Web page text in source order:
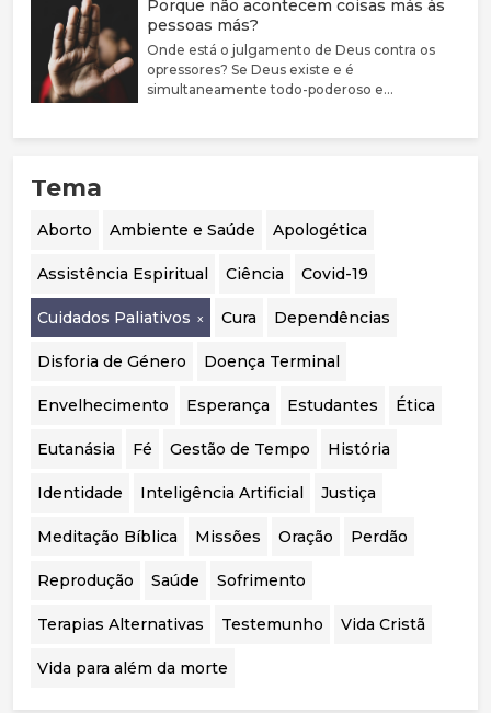
Defende que a disforia de género deve ser
encarada como uma condição médica
associada a sofrimento e sublinha a elevada
prevalência de comorbilidades psiquiátricas
nestes jovens. Argumenta que a evidência
o acompanhamento psicológico. Por fim,
considera essencial realizar uma auditoria
avaliar a segurança, eficácia e qualidade das
intervenções realizadas.
Porque não acontecem coisas más às
pessoas más?
Onde está o julgamento de Deus contra os
opressores? Se Deus existe e é
simultaneamente todo-poderoso e
Tema
Aborto Ambiente e Saúde Apologética
Assistência Espiritual Ciência Covid-19
Cuidados Paliativos Cura Dependências
Disforia de Género Doença Terminal
Envelhecimento Esperança Estudantes Ética
Eutanásia Fé Gestão de Tempo História
Identidade Inteligência Artificial Justiça
Meditação Bíblica Missões Oração Perdão
Reprodução Saúde Sofrimento
Terapias Alternativas Testemunho Vida Cristã
Vida para além da morte